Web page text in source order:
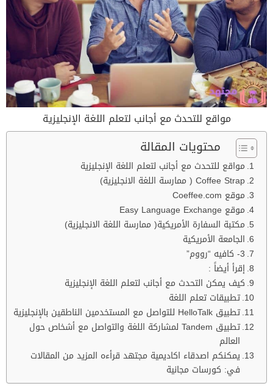
مواقع للتحدث مع أجانب لتعلم اللغة الإنجليزية
محتويات المقالة
مواقع للتحدث مع أجانب لتعلم اللغة الإنجليزية
Coffee Strap ( ممارسة اللغة الانجليزية)
موقع Coeffee.com
موقع Easy Language Exchange
مكتبة السفارة الأمريكية( ممارسة اللغة الانجليزية)
الجامعة الأمريكية
3- كافيه “رووم”
إقرأ أيضاً :
كيف يمكن التحدث مع أجانب لتعلم اللغة الإنجليزية
تطبيقات تعلم اللغة
تطبيق HelloTalk للتواصل مع المستخدمين الناطقين بالإنجليزية
تطبيق Tandem لمشاركة اللغة والتواصل مع أشخاص حول
العالم
يمكنكم اصدقاء اكاديمية مجتهد قرأءه المزيد من المقالات
في: كورسات مجانية